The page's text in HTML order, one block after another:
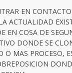
EN
ACTUALIDAD
EN COSA DE
DONDE SE
MAS PROCESO,